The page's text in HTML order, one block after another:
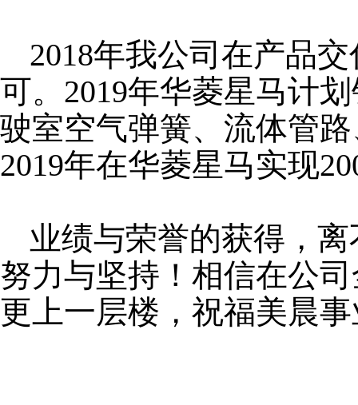
2018年我公司在产品
可。2019年华菱星马计
驶室空气弹簧、流体管
2019年在华菱星马实现
业绩与荣誉的获得，
努力与坚持！相信在公
更上一层楼，祝福美晨